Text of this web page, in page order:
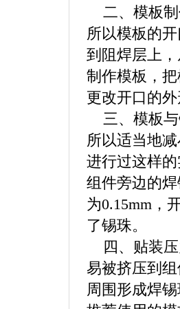
二、模板制
所以模板的
到阻焊层上
制作模板，
更改开口的
三、模板与
所以适当地
进行过这样
组件旁边的
为0.15mm，
了锡珠。
四、贴装压
易被挤压到
周围形成焊